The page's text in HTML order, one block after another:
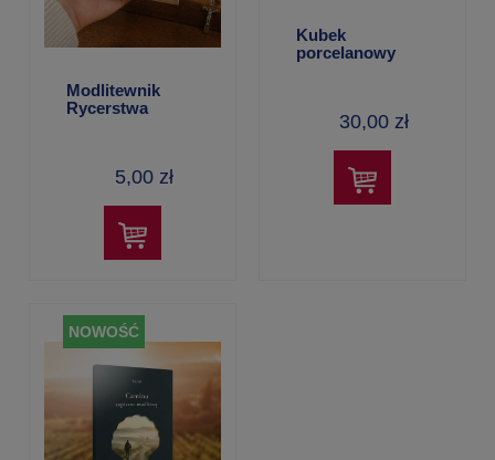
Modlitewnik
Rycerstwa
5,00 zł
Kubek
porcelanowy
30,00 zł
NOWOŚĆ